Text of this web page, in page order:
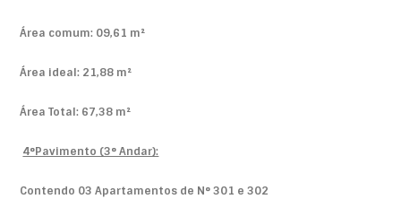
Área comum: 09,61 m²
Área ideal: 21,88 m²
Área Total: 67,38 m²
4°Pavimento (3° Andar):
Contendo 03 Apartamentos de N° 301 e 302